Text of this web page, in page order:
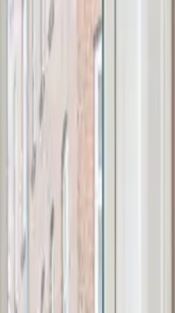
Kruså
i Kruså? Vi giver dig en